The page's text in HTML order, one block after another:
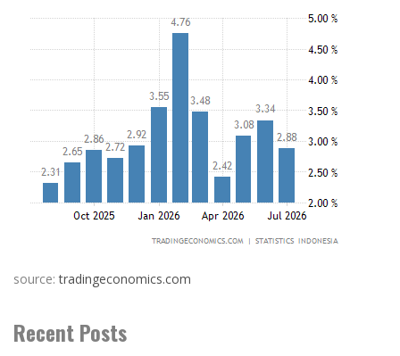
source:tradingeconomics.com
Recent Posts